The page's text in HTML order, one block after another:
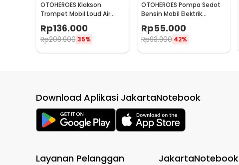
OTOHEROES Klakson
Trompet Mobil Loud Air
Horn 150dB 12V - JD4001
Rp136.000
Rp208.900 35%
OTOHEROES Pompa Sedot
Bensin Mobil Elektrik
12V - CT-14
Rp55.000
Rp93.900 42%
Download Aplikasi JakartaNotebook
Layanan Pelanggan JakartaNotebook